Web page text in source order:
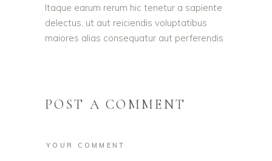
Itaque earum rerum hic tenetur a sapiente
delectus, ut aut reiciendis voluptatibus
maiores alias consequatur aut perferendis
POST A COMMENT